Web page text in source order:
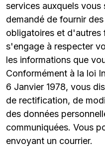
services auxquels vous
demandé de fournir
obligatoires et d'autres
s'engage à respecter
les informations que
Conformément à la loi
6 Janvier 1978, vous
de rectification, de
des données
communiquées. Vous
envoyant un courrier.